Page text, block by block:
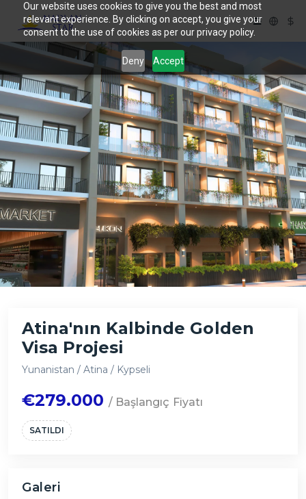
Our website uses cookies to give you the best and most
relevant experience. By clicking on accept, you give your
consent to the use of cookies as per our privacy policy.
Deny Accept
Atina'nın Kalbinde Golden
Visa Projesi
Yunanistan / Atina / Kypseli
€279.000/ Başlangıç Fiyatı
SATILDI
Galeri